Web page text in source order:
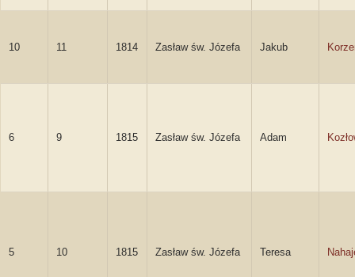
10 11 1814 Zasław św. Józefa Jakub
6 9 1815 Zasław św. Józefa Adam
5 10 1815 Zasław św. Józefa Teresa